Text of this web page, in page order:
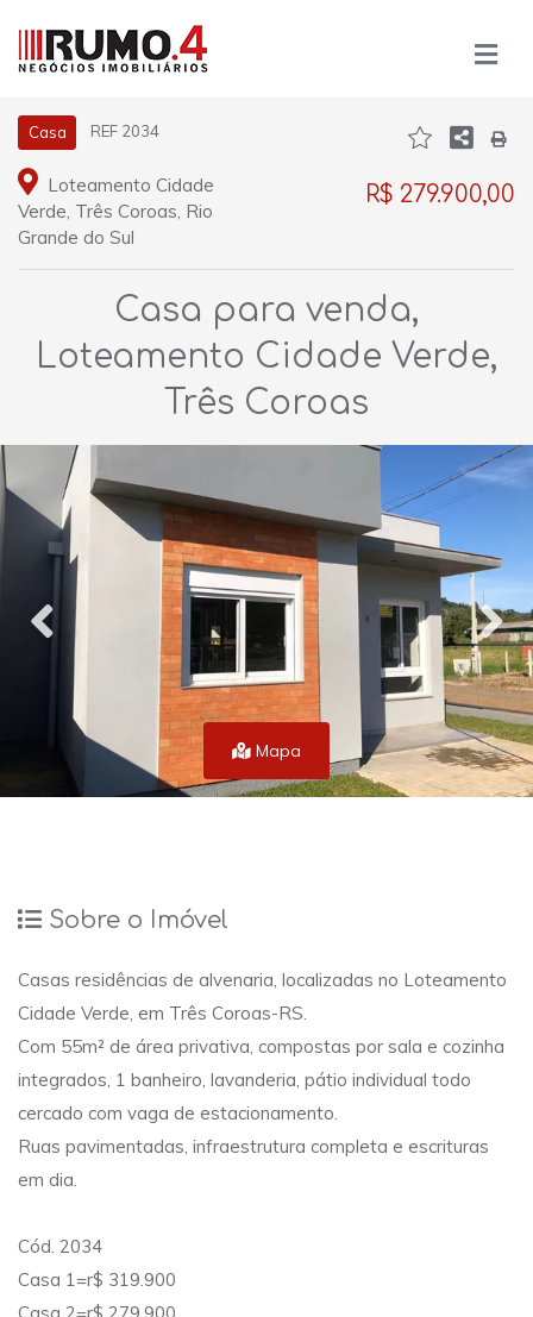
Casa REF 2034
Loteamento Cidade
Verde, Três Coroas, Rio
Grande do Sul
R$ 279.900,00
Casa para venda,
Loteamento Cidade Verde,
Três Coroas
Mapa
Sobre o Imóvel
Casas residências de alvenaria, localizadas no Loteamento
Cidade Verde, em Três Coroas-RS.
Com 55m² de área privativa, compostas por sala e cozinha
integrados, 1 banheiro, lavanderia, pátio individual todo
cercado com vaga de estacionamento.
Ruas pavimentadas, infraestrutura completa e escrituras
em dia.
Cód. 2034
Casa 1=r$ 319.900